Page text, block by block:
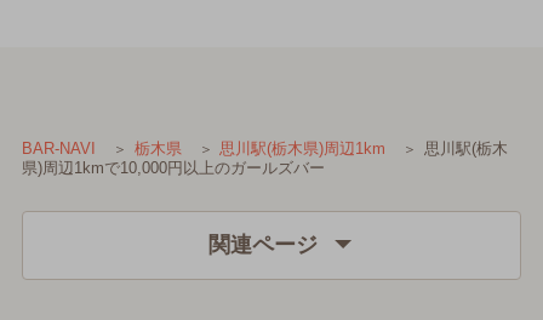
BAR-NAVI 栃木県 思川駅(栃木県)周辺1km
思川駅(栃木
県)周辺1kmで10,000円以上のガールズバー
関連ページ